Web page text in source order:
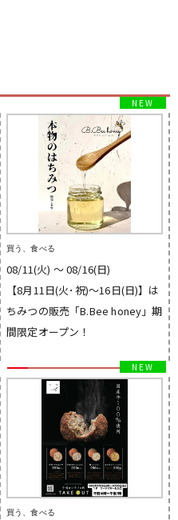
買う、食べる
08/11(火) 〜 08/16(日)
【8月11日(火･祝)～16日(日)】は
ちみつの販売「B.Bee honey」期
間限定オープン！
買う、食べる